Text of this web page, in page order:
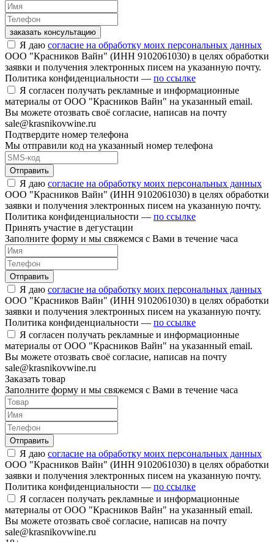
заказать консультацию
Я даю согласие на обработку моих персональных данных
ООО "Красников Вайн" (ИНН 9102061030) в целях обработки
заявки и получения электронных писем на указанную почту.
Политика конфиденциальности — по ссылке
Я согласен получать рекламные и информационные
материалы от ООО "Красников Вайн" на указанный email.
Вы можете отозвать своё согласие, написав на почту
sale@krasnikovwine.ru
Подтвердите номер телефона
Мы отправили код на указанный номер телефона
Отправить
Я даю согласие на обработку моих персональных данных
ООО "Красников Вайн" (ИНН 9102061030) в целях обработки
заявки и получения электронных писем на указанную почту.
Политика конфиденциальности — по ссылке
Принять участие в дегустации
Заполните форму и мы свяжемся с Вами в течение часа
Отправить
Я даю согласие на обработку моих персональных данных
ООО "Красников Вайн" (ИНН 9102061030) в целях обработки
заявки и получения электронных писем на указанную почту.
Политика конфиденциальности — по ссылке
Я согласен получать рекламные и информационные
материалы от ООО "Красников Вайн" на указанный email.
Вы можете отозвать своё согласие, написав на почту
sale@krasnikovwine.ru
Заказать товар
Заполните форму и мы свяжемся с Вами в течение часа
Отправить
Я даю согласие на обработку моих персональных данных
ООО "Красников Вайн" (ИНН 9102061030) в целях обработки
заявки и получения электронных писем на указанную почту.
Политика конфиденциальности — по ссылке
Я согласен получать рекламные и информационные
материалы от ООО "Красников Вайн" на указанный email.
Вы можете отозвать своё согласие, написав на почту
sale@krasnikovwine.ru